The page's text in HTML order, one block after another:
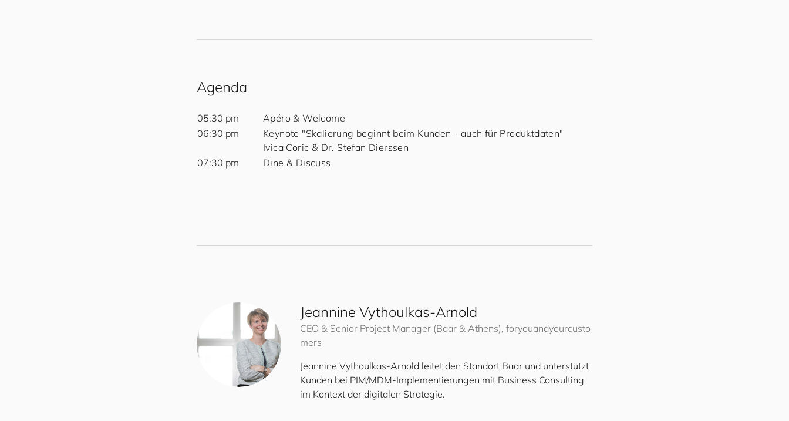
Agenda
05:30 pm
Apéro & Welcome
06:30 pm
Keynote "Skalierung beginnt beim Kunden - auch für Produktdaten"
Ivica Coric & Dr. Stefan Dierssen
07:30 pm
Dine & Discuss
Jeannine Vythoulkas-Arnold
CEO & Senior Project Manager (Baar & Athens), foryouandyourcusto
mers
Jeannine Vythoulkas-Arnold leitet den Standort Baar und unterstützt
Kunden bei PIM/MDM-Implementierungen mit Business Consulting
im Kontext der digitalen Strategie.